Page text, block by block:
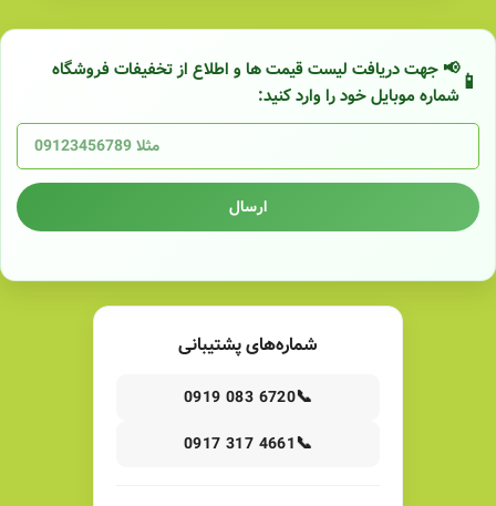
📢 جهت دریافت لیست قیمت ها و اطلاع از تخفیفات فروشگاه
شماره موبایل خود را وارد کنید:
ارسال
شماره‌های پشتیبانی
📞
0919 083 6720
📞
0917 317 4661